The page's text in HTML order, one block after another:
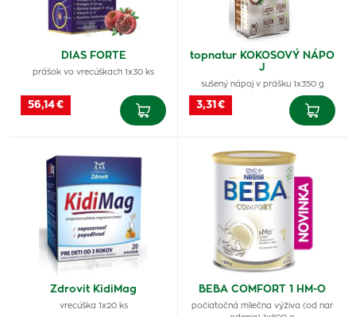
DIAS FORTE
prášok vo vrecúškach 1x30 ks
56,14 €
topnatur KOKOSOVÝ NÁPO
J
sušený nápoj v prášku 1x350 g
3,31 €
Zdrovit KidiMag
vrecúška 1x20 ks
BEBA COMFORT 1 HM-O
počiatočná mliečna výživa (od nar